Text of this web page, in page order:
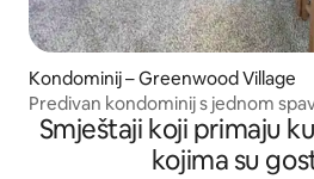
Kondominij – Greenwood Village
Predivan kondominij s jednom
– s punom kuhinjom!
Smještaji koji primaju
kojima su